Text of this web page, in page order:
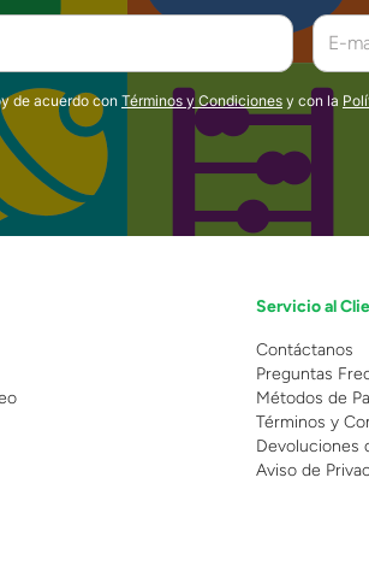
de acuerdo conTérminos y Condiciones y con la
Servicio al
Contáctanos
Preguntas
Métodos de
Términos y
Devoluciones
Aviso de